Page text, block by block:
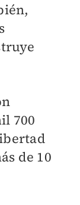
700
de 10